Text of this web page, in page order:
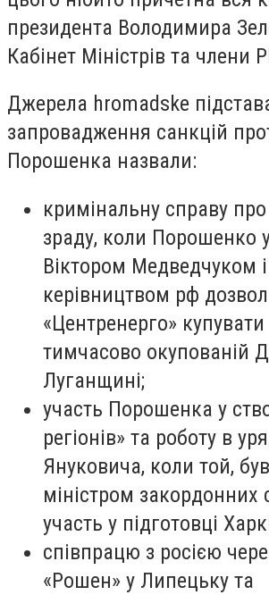
президента Володимира
Кабінет Міністрів та члени
Джерела hromadske
запровадження санкцій
Порошенка назвали:
кримінальну справу
зраду, коли Порошенко
Віктором Медведчуком і
керівництвом рф
«Центренерго» купувати
тимчасово окупованій
Луганщині;
участь Порошенка у
регіонів» та роботу в
Януковича, коли той,
міністром закордонних
участь у підготовці
співпрацю з росією
«Рошен» у Липецьку та